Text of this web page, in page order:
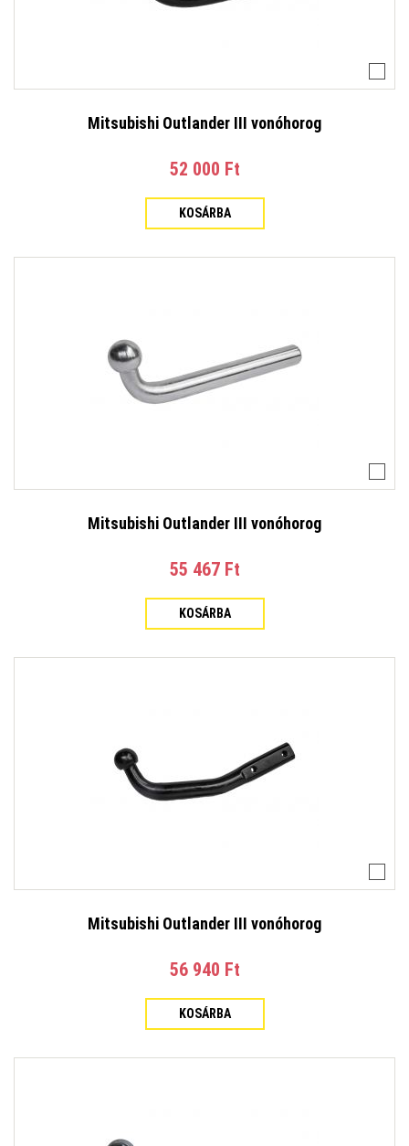
Mitsubishi Outlander III vonóhorog
52 000 Ft‎
KOSÁRBA
Mitsubishi Outlander III vonóhorog
55 467 Ft‎
KOSÁRBA
Mitsubishi Outlander III vonóhorog
56 940 Ft‎
KOSÁRBA